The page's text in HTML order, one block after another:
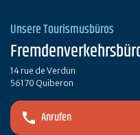
Unsere Tourismusbüros
14 rue de Verdun
56170 Quiberon
Anrufen